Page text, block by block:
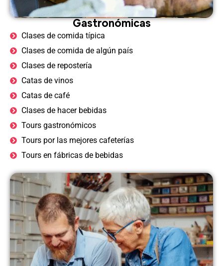
Gastronómicas
Clases de comida típica
Clases de comida de algún país
Clases de repostería
Catas de vinos
Catas de café
Clases de hacer bebidas
Tours gastronómicos
Tours por las mejores cafeterías
Tours en fábricas de bebidas